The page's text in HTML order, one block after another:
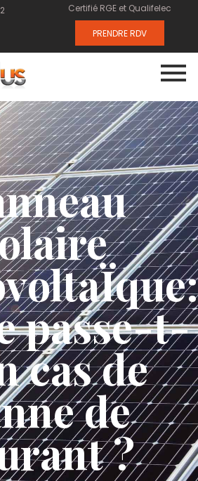
Certifié RGE et Qualifelec
PRENDRE RDV
passe-t-
cas de
de
?